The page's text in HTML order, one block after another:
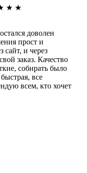
★ ★
доволен
прост и
сайт, и через
заказ. Качество
собирать было
все
всем, кто хочет